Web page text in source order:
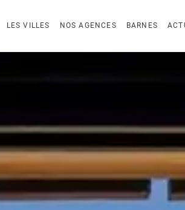
LES VILLES NOS AGENCES BARNES